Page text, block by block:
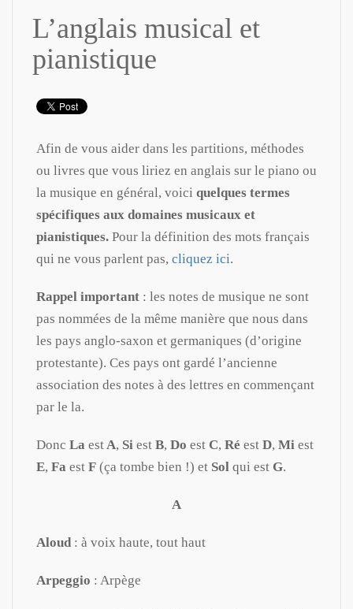
L’anglais musical et
pianistique
Afin de vous aider dans les partitions, méthodes
ou livres que vous liriez en anglais sur le piano ou
la musique en général, voici quelques termes
spécifiques aux domaines musicaux et
pianistiques. Pour la définition des mots français
qui ne vous parlent pas, cliquez ici.
Rappel important : les notes de musique ne sont
pas nommées de la même manière que nous dans
les pays anglo-saxon et germaniques (d’origine
protestante). Ces pays ont gardé l’ancienne
association des notes à des lettres en commençant
par le la.
Donc La est A, Si est B, Do est C, Ré est D, Mi est
E, Fa est F (ça tombe bien !) et Sol qui est G.
A
Aloud : à voix haute, tout haut
Arpeggio : Arpège